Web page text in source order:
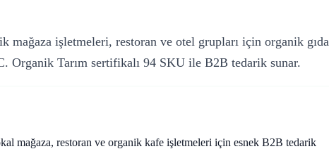
işletmeleri, restoran ve otel grupları için organik gıda
Organik Tarım sertifikalı 94 SKU ile B2B tedarik sunar.
mağaza, restoran ve organik kafe işletmeleri için esnek B2B tedarik